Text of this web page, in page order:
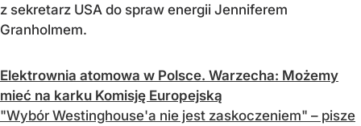
z sekretarz USA do spraw energii Jenniferem
Granholmem.
Elektrownia atomowa w Polsce. Warzecha: Możemy
mieć na karku Komisję Europejską
"Wybór Westinghouse'a nie jest zaskoczeniem" – pisze